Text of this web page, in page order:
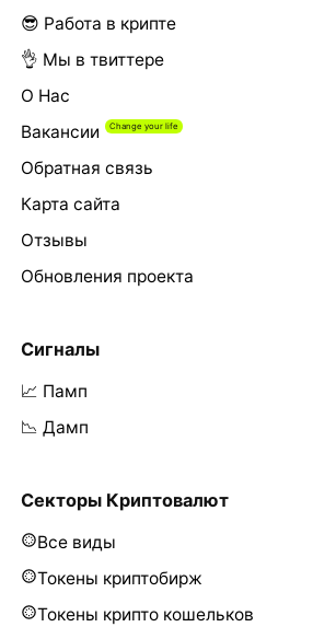
😎 Работа в крипте
👌 Мы в твиттере
О Нас
Вакансии
Обратная связь
Карта сайта
Отзывы
Обновления проекта
Сигналы
📈 Памп
📉 Дамп
Секторы Криптовалют
Все виды
Токены криптобирж
Токены крипто кошельков